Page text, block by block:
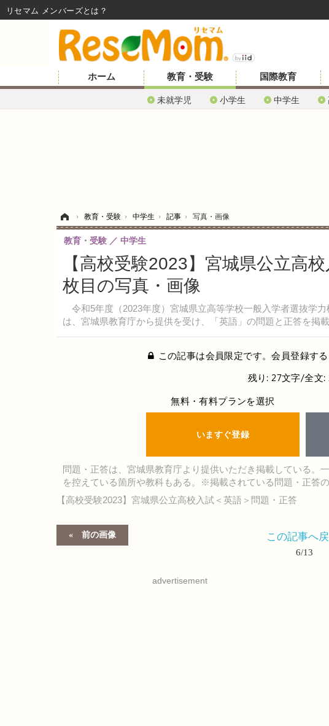
ホーム 教育・受験
未就学児 小学生 中学生
国際教育
› 教育・受験 › 中学生 › 記事 › 写真・画像
【高校受験2023】宮城県公立高
枚目の写真・画像
令和5年度（2023年度）宮城県立高等学校一般入学者選抜学
は、宮城県教育庁から提供を受け、「英語」の問題と正答を掲
教育・受験 中学生
この記事は会員限定です。会員登録す
残り: 27文字/全文:
無料・有料プランを選択
いますぐ登録
問題・正答は、宮城県教育庁より提供いただき掲載している。
を控えている箇所や教科もある。※掲載されている問題・正答
【高校受験2023】宮城県公立高校入試＜英語＞問題・正答
前の画像 この記事へ
6/13
advertisement
リセマム メンバーズ